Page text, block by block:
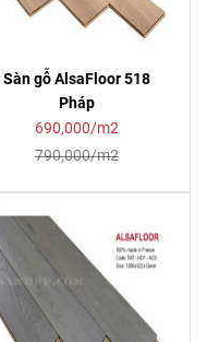
Sàn gỗ AlsaFloor 518
Pháp
690,000/m2
790,000/m2